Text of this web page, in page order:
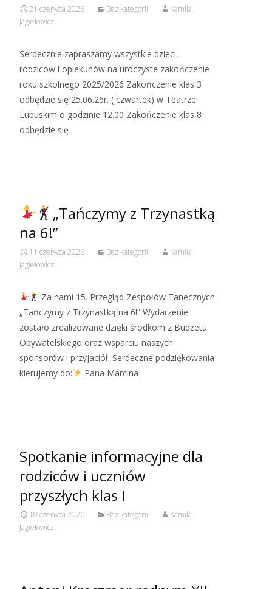
21 czerwca 2026 Bez kategorii
Kamila
Jagiełowicz
Serdecznie zapraszamy wszystkie dzieci,
rodziców i opiekunów na uroczyste zakończenie
roku szkolnego 2025/2026 Zakończenie klas 3
odbędzie się 25.06.26r. ( czwartek) w Teatrze
Lubuskim o godzinie 12.00 Zakończenie klas 8
odbędzie się
„Tańczymy z Trzynastką
na 6!”
11 czerwca 2026 Bez kategorii
Kamila
Jagiełowicz
Za nami 15. Przegląd Zespołów Tanecznych
„Tańczymy z Trzynastką na 6!” Wydarzenie
zostało zrealizowane dzięki środkom z Budżetu
Obywatelskiego oraz wsparciu naszych
sponsorów i przyjaciół. Serdeczne podziękowania
kierujemy do:
Pana Marcina
Spotkanie informacyjne dla
rodziców i uczniów
przyszłych klas I
10 czerwca 2026 Bez kategorii
Kamila
Jagiełowicz